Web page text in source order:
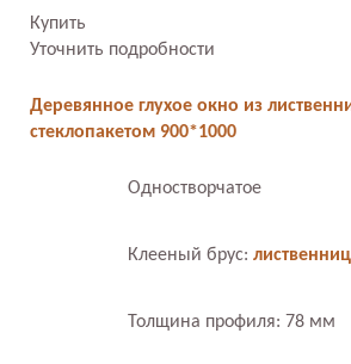
Купить
Уточнить подробности
Деревянное глухое окно из
стеклопакетом 900*1000
Одностворчатое
Клееный брус:
Толщина профиля: 78 мм